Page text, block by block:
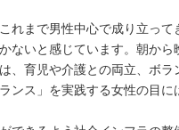
れまで男性中心で成り立っ
ないと感じています。朝か
、育児や介護との両立、ボ
ンス」を実践する女性の目